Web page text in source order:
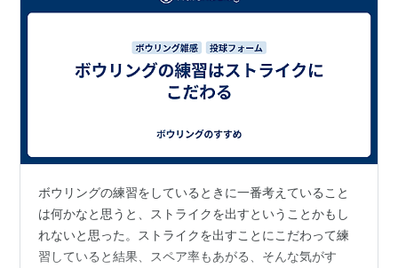
ボウリングの練習をしているときに一番考えていること
は何かなと思うと、ストライクを出すということかもし
れないと思った。ストライクを出すことにこだわって練
習していると結果、スペア率もあがる、そんな気がす